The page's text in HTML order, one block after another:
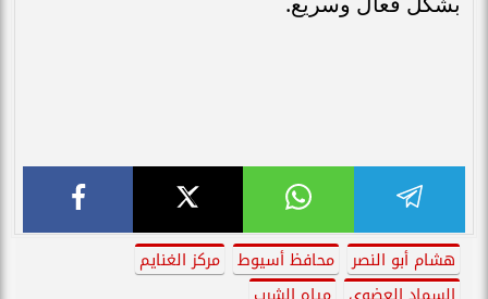
هشام أبو النصر محافظ أسيوط
مركز الغنايم